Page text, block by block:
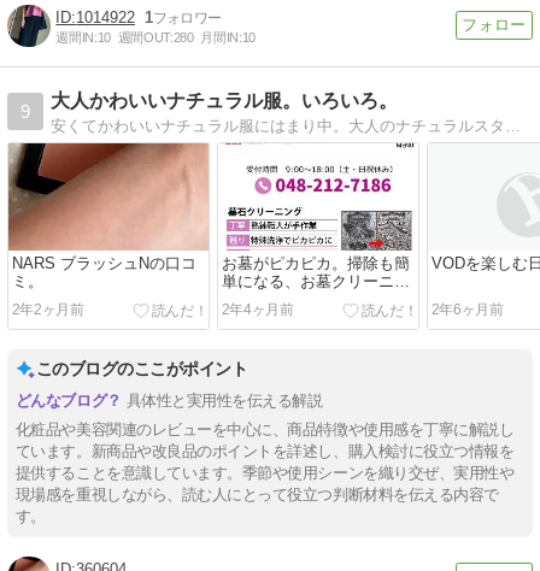
1014922 1
週間IN:10 週間OUT:280 月間IN:10
9
大人かわいいナチュラル服。いろいろ。
NARS ブラッシュNの口コ
ミ。
2年2ヶ月前
お墓がピカピカ。掃除も簡
単になる、お墓クリーニン
グ。東京都の専門業者なら
ココ。
2年4ヶ月前
VODを楽しむ
2年6ヶ月前
このブログのここがポイント
具体性と実用性を伝える解説
化粧品や美容関連のレビューを中心に、商品特徴や使用感を丁寧に解説し
ています。新商品や改良品のポイントを詳述し、購入検討に役立つ情報を
提供することを意識しています。季節や使用シーンを織り交ぜ、実用性や
現場感を重視しながら、読む人にとって役立つ判断材料を伝える内容で
す。